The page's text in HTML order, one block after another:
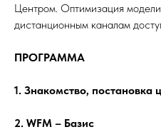
Центром. Оптимизация
дистанционным каналам
ПРОГРАММА
1. Знакомство, постановка
2. WFM – Базис